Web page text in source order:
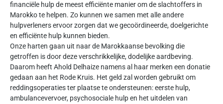
financiële hulp de meest efficiënte manier om de slachtoffers in
Marokko te helpen. Zo kunnen we samen met alle andere
hulpverleners ervoor zorgen dat we gecoördineerde, doelgerichte
en efficiënte hulp kunnen bieden.
Onze harten gaan uit naar de Marokkaanse bevolking die
getroffen is door deze verschrikkelijke, dodelijke aardbeving.
Daarom heeft Ahold Delhaize namens al haar merken een donatie
gedaan aan het Rode Kruis. Het geld zal worden gebruikt om
reddingsoperaties ter plaatse te ondersteunen: eerste hulp,
ambulancevervoer, psychosociale hulp en het uitdelen van